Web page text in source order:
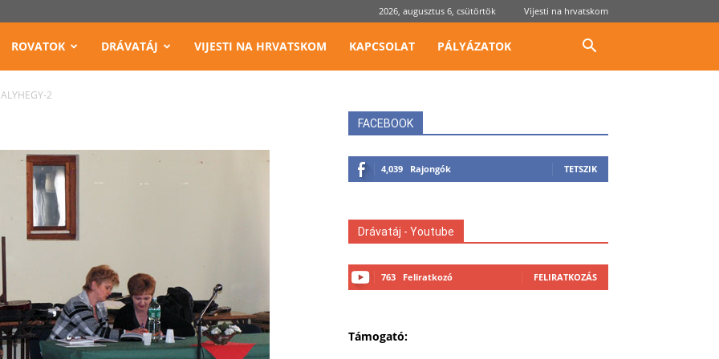
2026, augusztus 6, csütörtök Vijesti na hrvatskom
ROVATOK DRÁVATÁJ VIJESTI NA HRVATSKOM KAPCSOLAT PÁLYÁZATOK
2
FACEBOOK
4,039 Rajongók TETSZIK
Drávatáj - Youtube
763 Feliratkozó FELIRATKOZÁS
Támogató: